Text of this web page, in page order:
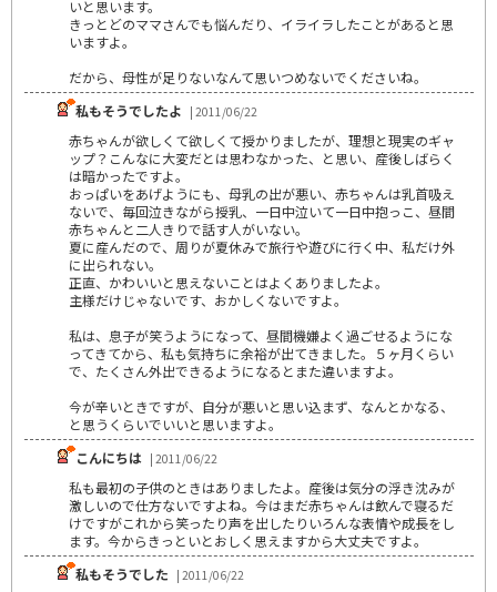
いと思います。
きっとどのママさんでも悩んだり、イライラしたことがあると思
いますよ。
だから、母性が足りないなんて思いつめないでくださいね。
私もそうでしたよ | 2011/06/22
赤ちゃんが欲しくて欲しくて授かりましたが、理想と現実のギャ
ップ？こんなに大変だとは思わなかった、と思い、産後しばらく
は暗かったですよ。
おっぱいをあげようにも、母乳の出が悪い、赤ちゃんは乳首吸え
ないで、毎回泣きながら授乳、一日中泣いて一日中抱っこ、昼間
赤ちゃんと二人きりで話す人がいない。
夏に産んだので、周りが夏休みで旅行や遊びに行く中、私だけ外
に出られない。
正直、かわいいと思えないことはよくありましたよ。
主様だけじゃないです、おかしくないですよ。
私は、息子が笑うようになって、昼間機嫌よく過ごせるようにな
ってきてから、私も気持ちに余裕が出てきました。５ヶ月くらい
で、たくさん外出できるようになるとまた違いますよ。
今が辛いときですが、自分が悪いと思い込まず、なんとかなる、
と思うくらいでいいと思いますよ。
こんにちは | 2011/06/22
私も最初の子供のときはありましたよ。産後は気分の浮き沈みが
激しいので仕方ないですよね。今はまだ赤ちゃんは飲んで寝るだ
けですがこれから笑ったり声を出したりいろんな表情や成長をし
ます。今からきっといとおしく思えますから大丈夫ですよ。
私もそうでした | 2011/06/22